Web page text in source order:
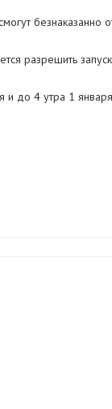
разрешить
и до 4 утра 1